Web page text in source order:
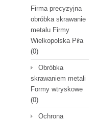
Firma precyzyjna
obróbka skrawanie
metalu Firmy
Wielkopolska Piła
(0)
Obróbka
skrawaniem metali
Formy wtryskowe
(0)
Ochrona